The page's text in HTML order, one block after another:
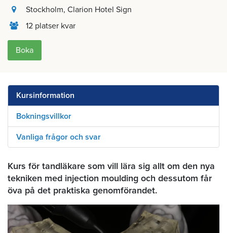
Stockholm, Clarion Hotel Sign
12 platser kvar
Boka
Kursinformation
Bokningsvillkor
Vanliga frågor och svar
Kurs för tandläkare som vill lära sig allt om den nya
tekniken med injection moulding och dessutom får
öva på det praktiska genomförandet.